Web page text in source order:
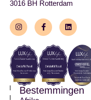
3016 BH Rotterdam
Bestemmingen